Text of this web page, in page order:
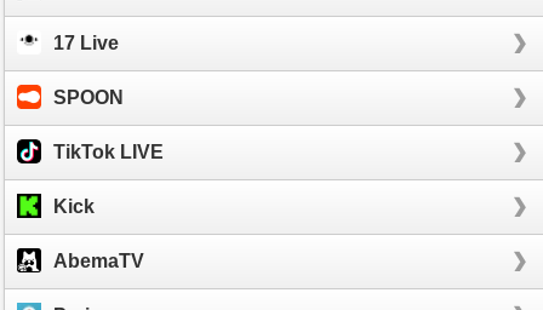
17 Live
SPOON
TikTok LIVE
Kick
AbemaTV